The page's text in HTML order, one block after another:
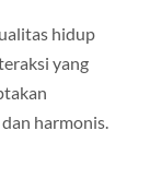
hidup
yang
harmonis.